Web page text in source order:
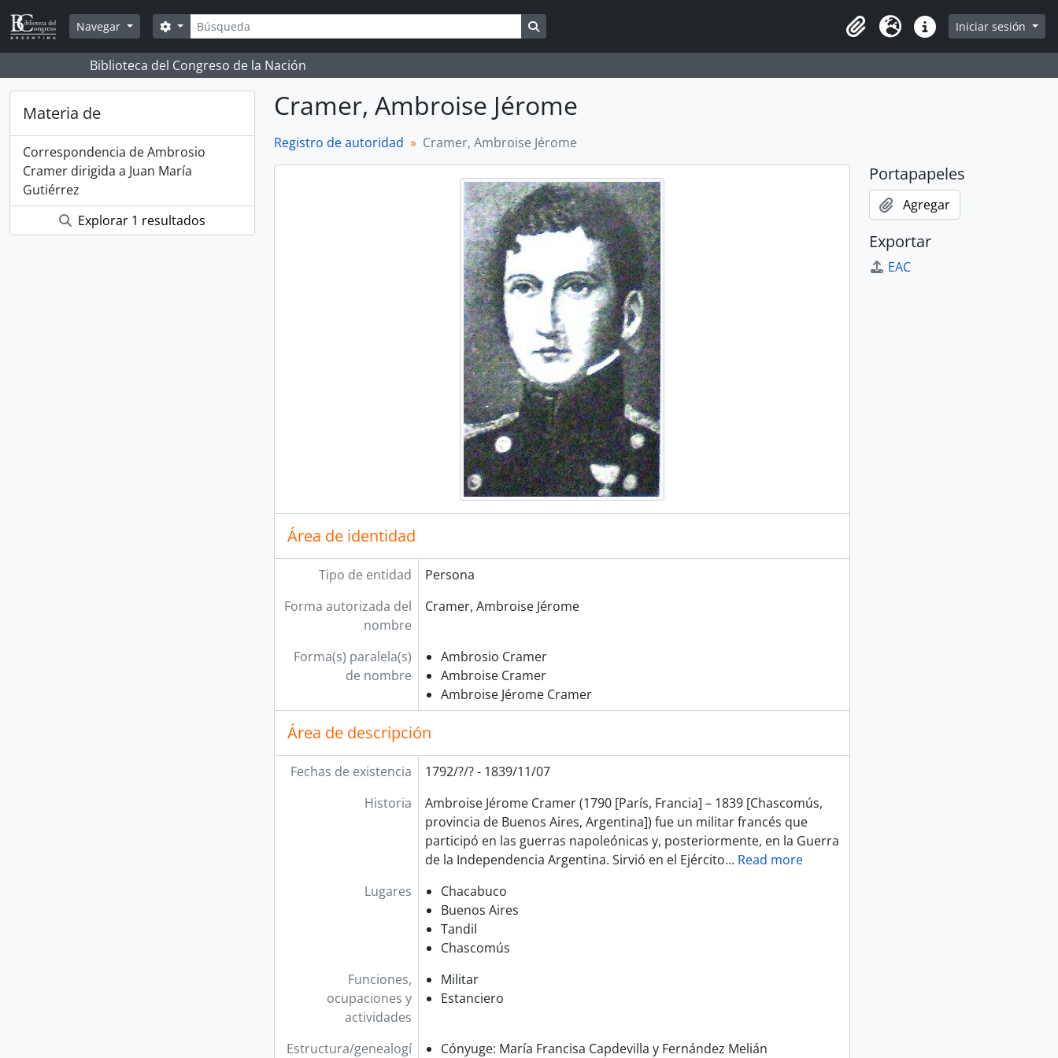
Skip to main content
Navegar
Búsqueda
Search options
Portapapeles
Idioma Enlaces rápidos
Iniciar sesión
Biblioteca del Congreso de la Nación
Materia de
Correspondencia de Ambrosio
Cramer dirigida a Juan María
Gutiérrez
Explorar 1 resultados
Cramer, Ambroise Jérome
Registro de autoridad Cramer, Ambroise Jérome
Área de identidad
Tipo de entidad
Persona
Forma autorizada del
nombre
Cramer, Ambroise Jérome
Forma(s) paralela(s)
de nombre
Ambrosio Cramer
Ambroise Cramer
Ambroise Jérome Cramer
Área de descripción
Fechas de existencia
1792/?/? - 1839/11/07
Historia
Ambroise Jérome Cramer (1790 [París, Francia] – 1839 [Chascomús,
provincia de Buenos Aires, Argentina]) fue un militar francés que
participó en las guerras napoleónicas y, posteriormente, en la Guerra
de la Independencia Argentina. Sirvió en el Ejército… Read more
Lugares
Chacabuco
Buenos Aires
Tandil
Chascomús
Funciones,
ocupaciones y
actividades
Militar
Estanciero
Estructura/genealogí Cónyuge: María Francisa Capdevilla y Fernández Melián
Portapapeles
Agregar
Exportar
EAC